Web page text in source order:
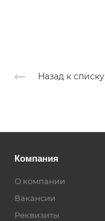
Назад к списку
Компания
О компании
Вакансии
Реквизиты